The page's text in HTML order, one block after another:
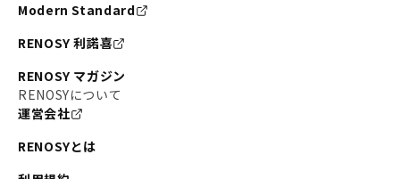
Modern Standard
RENOSY 利諾喜
RENOSY マガジン
RENOSYについて
運営会社
RENOSYとは